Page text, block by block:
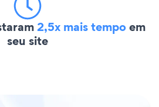
2,5x mais tempoem
seu site